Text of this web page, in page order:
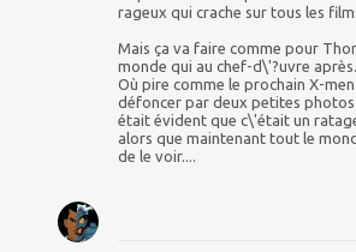
rageux qui crache sur tous les
Mais ça va faire comme pour
monde qui au chef-d\'?uvre après.
Où pire comme le prochain X-
défoncer par deux petites
était évident que c\'était un
alors que maintenant tout le
de le voir....